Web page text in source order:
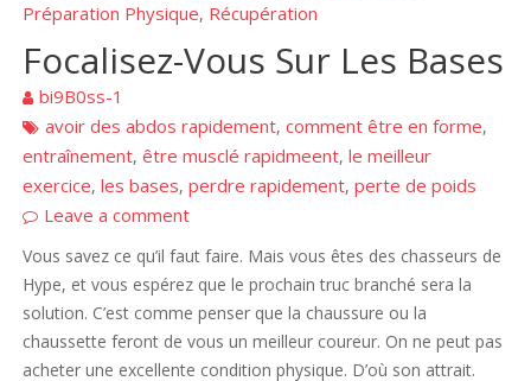
Préparation Physique, Récupération
Focalisez-Vous Sur Les Bases
bi9B0ss-1
avoir des abdos rapidement,comment être en forme,
entraînement,être musclé rapidmeent,le meilleur
exercice,les bases,perdre rapidement,perte de poids
Leave a comment
Vous savez ce qu’il faut faire. Mais vous êtes des chasseurs de
Hype, et vous espérez que le prochain truc branché sera la
solution. C’est comme penser que la chaussure ou la
chaussette feront de vous un meilleur coureur. On ne peut pas
acheter une excellente condition physique. D’où son attrait.